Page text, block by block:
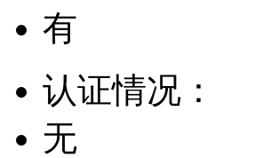
有
认证情况：
无